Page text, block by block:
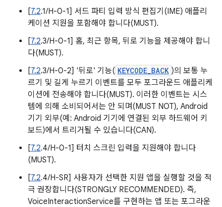
[7.2.1/H-0-1] 서드 파티 입력 방식 편집기(IME) 애플리
케이션 지원을 포함해야 합니다(MUST).
[7.2.3/H-0-1] 홈, 최근 항목, 뒤로 기능을 제공해야 합니
다(MUST).
[7.2.3/H-0-2] '뒤로' 기능( KEYCODE_BACK )의 보통 누
르기 및 길게 누르기 이벤트를 모두 포그라운드 애플리케
이션에 전송해야 합니다(MUST). 이러한 이벤트는 시스
템에 의해 소비되어서는 안 되며(MUST NOT), Android
기기 외부(예: Android 기기에 연결된 외부 하드웨어 키
보드)에서 트리거될 수 있습니다(CAN).
[7.2.4/H-0-1] 터치 스크린 입력을 지원해야 합니다
(MUST).
[7.2.4/H-SR] 사용자가 선택한 지원 앱을 실행할 것을 적
극 권장합니다(STRONGLY RECOMMENDED). 즉,
VoiceInteractionService를 구현하는 앱 또는 포그라운